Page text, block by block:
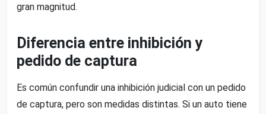
gran magnitud.
Diferencia entre inhibición y
pedido de captura
Es común confundir una inhibición judicial con un pedido
de captura, pero son medidas distintas. Si un auto tiene